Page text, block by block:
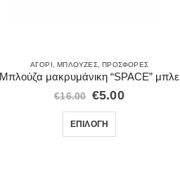
ΑΓΌΡΙ,ΜΠΛΟΎΖΕΣ,ΠΡΟΣΦΟΡΈΣ
Μπλούζα μακρυμάνικη “SPACE” μπλε
€16.00 €5.00
ΕΠΙΛΟΓΉ